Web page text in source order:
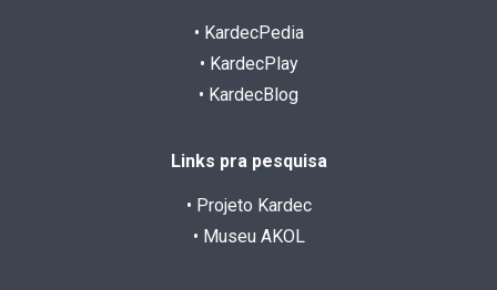
• KardecPedia
• KardecPlay
• KardecBlog
Links pra pesquisa
• Projeto Kardec
• Museu AKOL